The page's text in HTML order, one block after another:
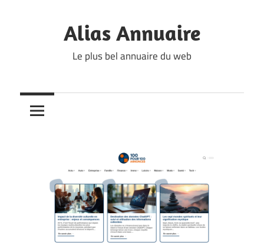
Alias Annuaire
Le plus bel annuaire du web